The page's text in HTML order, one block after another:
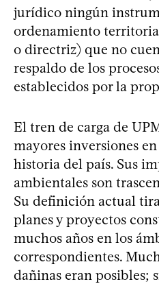
jurídico ningún
ordenamiento
o directriz) que no
respaldo de los
establecidos por la
El tren de carga de
mayores inversiones
historia del país. Sus
ambientales son
Su definición actual
planes y proyectos
muchos años en los
correspondientes.
dañinas eran posibles;